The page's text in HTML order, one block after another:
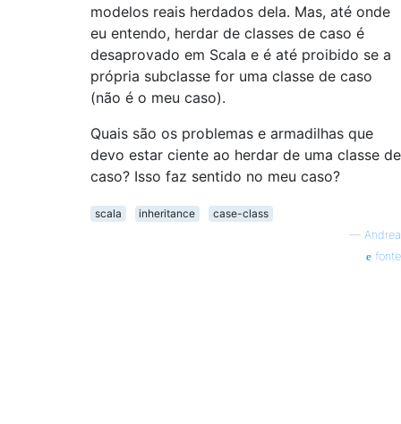
modelos reais herdados dela. Mas, até onde
eu entendo, herdar de classes de caso é
desaprovado em Scala e é até proibido se a
própria subclasse for uma classe de caso
(não é o meu caso).
Quais são os problemas e armadilhas que
devo estar ciente ao herdar de uma classe de
caso? Isso faz sentido no meu caso?
scala inheritance
case-class
— Andrea
fonte